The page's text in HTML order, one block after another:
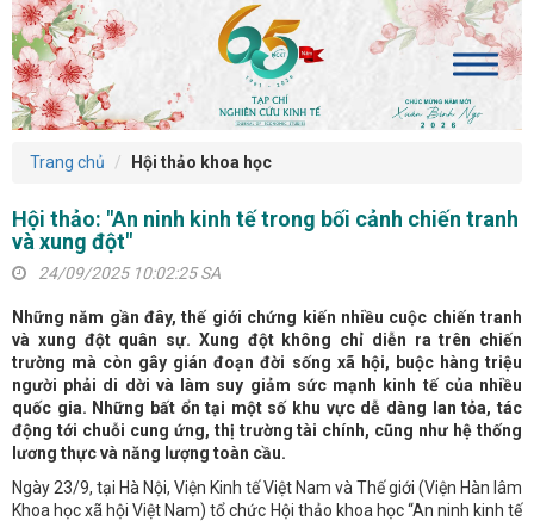
Trang chủ Hội thảo khoa học
Hội thảo: "An ninh kinh tế trong bối cảnh chiến tranh
và xung đột"
24/09/2025 10:02:25 SA
Những năm gần đây, thế giới chứng kiến nhiều cuộc chiến tranh
và xung đột quân sự. Xung đột không chỉ diễn ra trên chiến
trường mà còn gây gián đoạn đời sống xã hội, buộc hàng triệu
người phải di dời và làm suy giảm sức mạnh kinh tế của nhiều
quốc gia. Những bất ổn tại một số khu vực dễ dàng lan tỏa, tác
động tới chuỗi cung ứng, thị trường tài chính, cũng như hệ thống
lương thực và năng lượng toàn cầu.
Ngày 23/9, tại Hà Nội, Viện Kinh tế Việt Nam và Thế giới (Viện Hàn lâm
Khoa học xã hội Việt Nam) tổ chức Hội thảo khoa học “An ninh kinh tế